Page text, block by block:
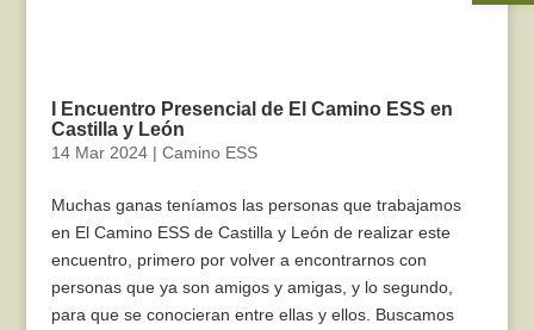
I Encuentro Presencial de El Camino ESS en
Castilla y León
14 Mar 2024| Camino ESS
Muchas ganas teníamos las personas que trabajamos
en El Camino ESS de Castilla y León de realizar este
encuentro, primero por volver a encontrarnos con
personas que ya son amigos y amigas, y lo segundo,
para que se conocieran entre ellas y ellos. Buscamos